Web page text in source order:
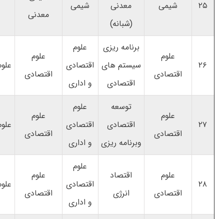
۲۵ شیمی
معدنی
(شبانه)
شیمی
معدنی
۲۶
علوم
اقتصادی
برنامه ریزی
سیستم های
اقتصادی
علوم
اقتصادی
و اداری
علوم
اقتصادی
۲۷
علوم
اقتصادی
توسعه
اقتصادی
وبرنامه ریزی
علوم
اقتصادی
و اداری
علوم
اقتصادی
۲۸
علوم
اقتصادی
اقتصاد
انرژی
علوم
اقتصادی
و اداری
علوم
اقتصادی